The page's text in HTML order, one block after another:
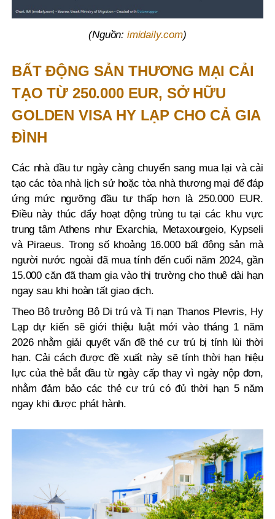
(Nguồn: imidaily.com)
BẤT ĐỘNG SẢN THƯƠNG MẠI CẢI
TẠO TỪ 250.000 EUR, SỞ HỮU
GOLDEN VISA HY LẠP CHO CẢ GIA
ĐÌNH
Các nhà đầu tư ngày càng chuyển sang mua lại và cải
tạo các tòa nhà lịch sử hoặc tòa nhà thương mại để đáp
ứng mức ngưỡng đầu tư thấp hơn là 250.000 EUR.
Điều này thúc đẩy hoạt động trùng tu tại các khu vực
trung tâm Athens như Exarchia, Metaxourgeio, Kypseli
và Piraeus. Trong số khoảng 16.000 bất động sản mà
người nước ngoài đã mua tính đến cuối năm 2024, gần
15.000 căn đã tham gia vào thị trường cho thuê dài hạn
ngay sau khi hoàn tất giao dịch.
Theo Bộ trưởng Bộ Di trú và Tị nạn Thanos Plevris, Hy
Lạp dự kiến sẽ giới thiệu luật mới vào tháng 1 năm
2026 nhằm giải quyết vấn đề thẻ cư trú bị tính lùi thời
hạn. Cải cách được đề xuất này sẽ tính thời hạn hiệu
lực của thẻ bắt đầu từ ngày cấp thay vì ngày nộp đơn,
nhằm đảm bảo các thẻ cư trú có đủ thời hạn 5 năm
ngay khi được phát hành.